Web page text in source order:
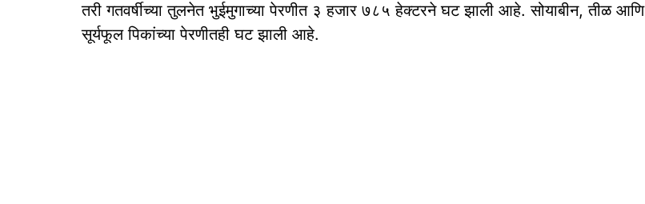
तरी गतवर्षीच्या तुलनेत भुईमुगाच्या पेरणीत ३ हजार ७८५ हेक्टरने घट झाली आहे. सोयाबीन, तीळ आणि
सूर्यफूल पिकांच्या पेरणीतही घट झाली आहे.